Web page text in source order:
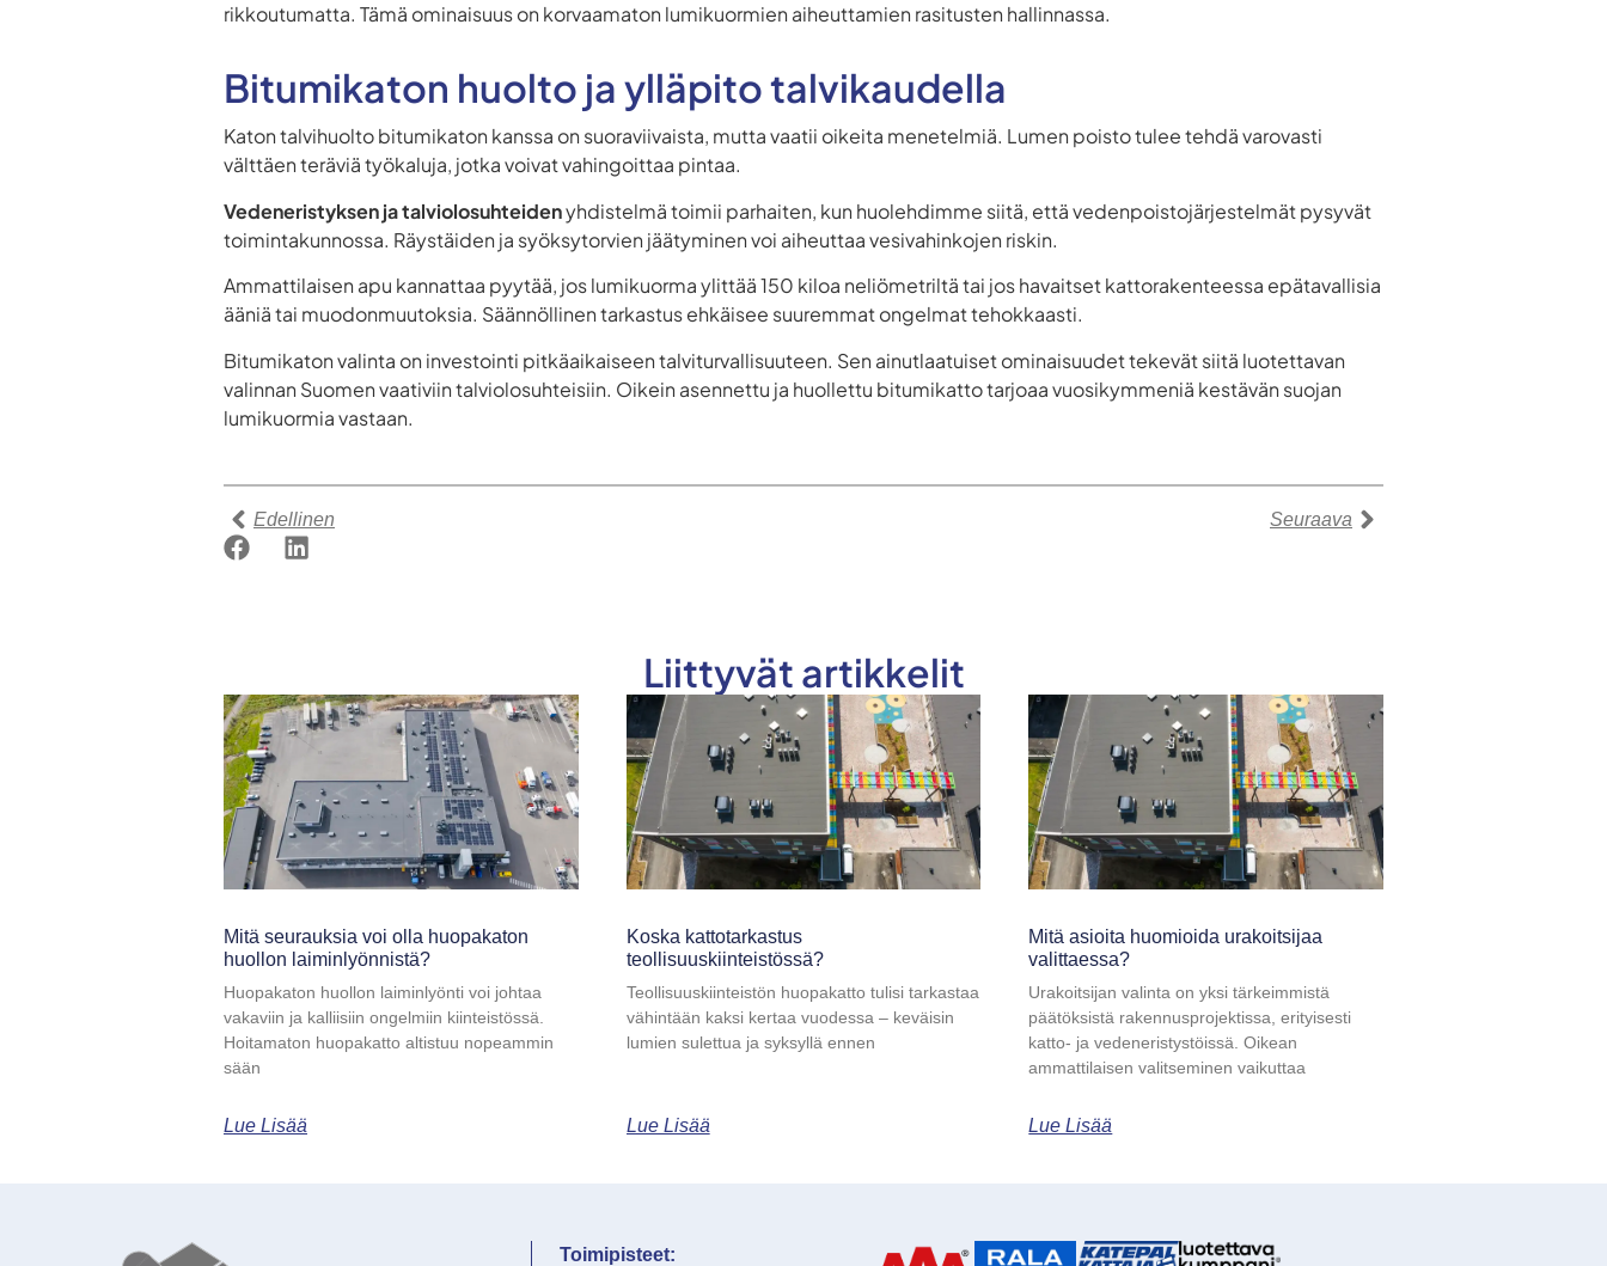
rikkoutumatta. Tämä ominaisuus on korvaamaton lumikuormien aiheuttamien rasitusten hallinnassa.
Bitumikaton huolto ja ylläpito talvikaudella
Katon talvihuolto bitumikaton kanssa on suoraviivaista, mutta vaatii oikeita menetelmiä. Lumen poisto tulee tehdä varovasti
välttäen teräviä työkaluja, jotka voivat vahingoittaa pintaa.
Vedeneristyksen ja talviolosuhteidenyhdistelmä toimii parhaiten, kun huolehdimme siitä, että vedenpoistojärjestelmät pysyvät
toimintakunnossa. Räystäiden ja syöksytorvien jäätyminen voi aiheuttaa vesivahinkojen riskin.
Ammattilaisen apu kannattaa pyytää, jos lumikuorma ylittää 150 kiloa neliömetriltä tai jos havaitset kattorakenteessa epätavallisia
ääniä tai muodonmuutoksia. Säännöllinen tarkastus ehkäisee suuremmat ongelmat tehokkaasti.
Bitumikaton valinta on investointi pitkäaikaiseen talviturvallisuuteen. Sen ainutlaatuiset ominaisuudet tekevät siitä luotettavan
valinnan Suomen vaativiin talviolosuhteisiin. Oikein asennettu ja huollettu bitumikatto tarjoaa vuosikymmeniä kestävän suojan
lumikuormia vastaan.
Edellinen Seuraava
Liittyvät artikkelit
Mitä seurauksia voi olla huopakaton
huollon laiminlyönnistä?
Huopakaton huollon laiminlyönti voi johtaa
vakaviin ja kalliisiin ongelmiin kiinteistössä.
Hoitamaton huopakatto altistuu nopeammin
sään
Lue Lisää
Koska kattotarkastus
teollisuuskiinteistössä?
Teollisuuskiinteistön huopakatto tulisi tarkastaa
vähintään kaksi kertaa vuodessa – keväisin
lumien sulettua ja syksyllä ennen
Lue Lisää
Mitä asioita huomioida urakoitsijaa
valittaessa?
Urakoitsijan valinta on yksi tärkeimmistä
päätöksistä rakennusprojektissa, erityisesti
katto- ja vedeneristystöissä. Oikean
ammattilaisen valitseminen vaikuttaa
Lue Lisää
Toimipisteet: